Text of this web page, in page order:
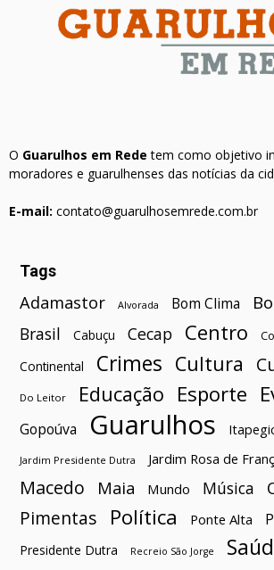
O Guarulhos em Rede tem como objetivo
moradores e guarulhenses das notícias da
E-mail: contato@guarulhosemrede.com.br
Tags
Adamastor Alvorada Bom Clima
Brasil Cabuçu Cecap Centro
Continental Crimes Cultura
Do Leitor Educação Esporte
Gopoúva Guarulhos
Jardim Presidente Dutra Jardim Rosa de
Macedo
Maia Mundo Música
Pimentas Política Ponte Alta
Presidente Dutra Recreio São Jorge